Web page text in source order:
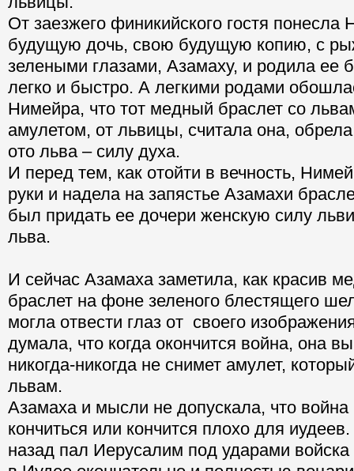
От заезжего финикийского гостя
будущую дочь, свою будущую копию, с
зелеными глазами, Азамаху, и родила ее
легко и быстро. А легкими родами
Нимейра, что тот медный браслет со
амулетом, от львицы, считала она,
ото льва – силу духа.
И перед тем, как отойти в вечность,
руки и надела на запястье Азамахи
был придать ее дочери женскую силу
льва.
И сейчас Азамаха заметила, как красив
браслет на фоне зеленого блестящего
могла отвести глаз от своего
думала, что когда окончится война, она
никогда-никогда не снимет амулет,
львам.
Азамаха и мысли не допускала, что
кончиться или кончится плохо для
назад пал Иерусалим под ударами